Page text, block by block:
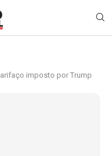
imposto por Trump